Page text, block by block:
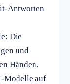
Antworten
Die
und
Händen.
Modelle auf